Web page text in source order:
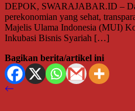
DEPOK, SWARAJABAR.ID –
perekonomian yang sehat,
Majelis Ulama Indonesia (MUI)
Inkubasi Bisnis Syariah […]
Bagikan berita/artikel ini